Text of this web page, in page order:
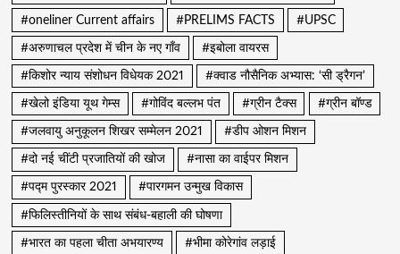
#oneliner Current affairs #PRELIMS FACTS #UPSC
#अरुणाचल प्रदेश में चीन के नए गाँव #इबोला वायरस
#किशोर न्याय संशोधन विधेयक 2021 #क्वाड नौसैनिक अभ्यास: ‘सी ड्रैगन’
#खेलो इंडिया यूथ गेम्स #गोविंद बल्लभ पंत #ग्रीन टैक्स #ग्रीन बॉण्ड
#जलवायु अनुकूलन शिखर सम्मेलन 2021 #डीप ओशन मिशन
#दो नई चींटी प्रजातियों की खोज #नासा का वाईपर मिशन
#पद्म पुरस्कार 2021 #पारगमन उन्मुख विकास
#फिलिस्तीनियों के साथ संबंध-बहाली की घोषणा
#भारत का पहला चीता अभयारण्य #भीमा कोरेगांव लड़ाई